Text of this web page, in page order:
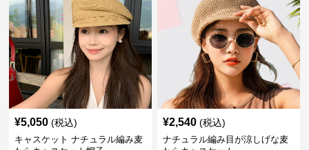
¥5,050 (税込)
キャスケット ナチュラル編み麦
¥2,540 (税込)
ナチュラル編み目が涼しげな麦